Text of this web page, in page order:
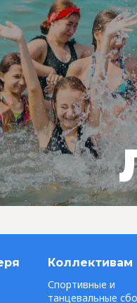
Коллективам
Спортивные и
танцевальные